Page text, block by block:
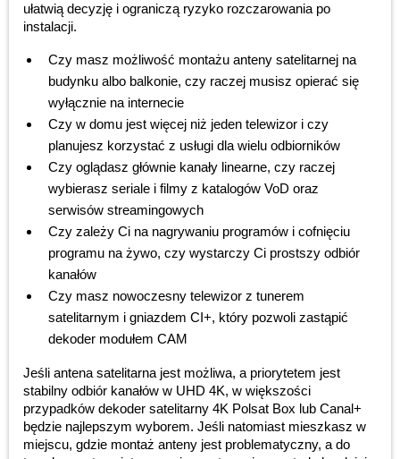
ułatwią decyzję i ograniczą ryzyko rozczarowania po
instalacji.
Czy masz możliwość montażu anteny satelitarnej na
budynku albo balkonie, czy raczej musisz opierać się
wyłącznie na internecie
Czy w domu jest więcej niż jeden telewizor i czy
planujesz korzystać z usługi dla wielu odbiorników
Czy oglądasz głównie kanały linearne, czy raczej
wybierasz seriale i filmy z katalogów VoD oraz
serwisów streamingowych
Czy zależy Ci na nagrywaniu programów i cofnięciu
programu na żywo, czy wystarczy Ci prostszy odbiór
kanałów
Czy masz nowoczesny telewizor z tunerem
satelitarnym i gniazdem CI+, który pozwoli zastąpić
dekoder modułem CAM
Jeśli antena satelitarna jest możliwa, a priorytetem jest
stabilny odbiór kanałów w UHD 4K, w większości
przypadków dekoder satelitarny 4K Polsat Box lub Canal+
będzie najlepszym wyborem. Jeśli natomiast mieszkasz w
miejscu, gdzie montaż anteny jest problematyczny, a do